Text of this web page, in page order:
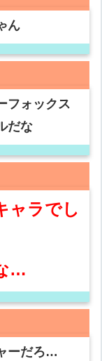
ん
フォックス
だな
ャラでし
…
ーだろ…